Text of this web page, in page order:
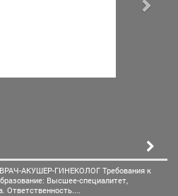
АКУШЕР-ГИНЕКОЛОГ Требования к
Высшее-специалитет,
Ответственность....